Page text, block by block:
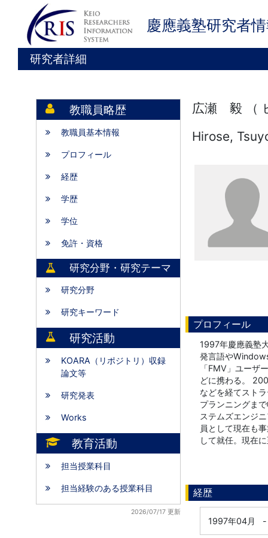
慶應義塾研究者
研究者詳細
教職員略歴
教職員基本情報
プロフィール
経歴
学歴
学位
免許・資格
研究分野・研究テーマ
研究分野
研究キーワード
研究活動
KOARA（リポジトリ）収録
論文等
研究発表
Works
教育活動
担当授業科目
担当経験のある授業科目
2026/07/17 更新
広瀬 毅 （
Hirose,
プロフィール
1997年慶應義塾
発言語や
「FMV」ユーザ
どに携わる。
などを経てスト
プランニングま
ステムズエンジ
員として現在も
して就任。現在
経歴
1997年04月 -